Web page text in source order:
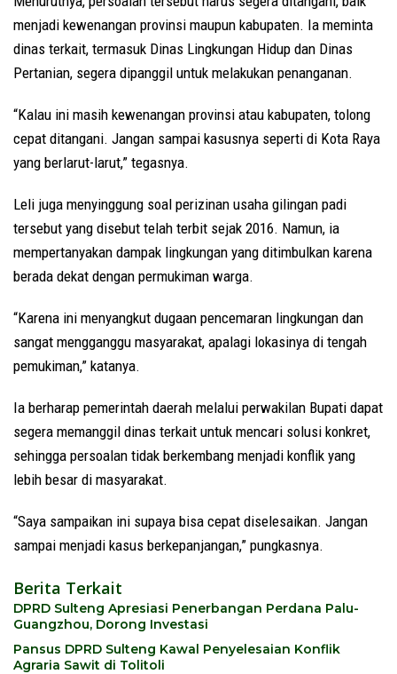
menjadi kewenangan provinsi maupun kabupaten. Ia meminta
dinas terkait, termasuk Dinas Lingkungan Hidup dan Dinas
Pertanian, segera dipanggil untuk melakukan penanganan.
“Kalau ini masih kewenangan provinsi atau kabupaten, tolong
cepat ditangani. Jangan sampai kasusnya seperti di Kota Raya
yang berlarut-larut,” tegasnya.
Leli juga menyinggung soal perizinan usaha gilingan padi
tersebut yang disebut telah terbit sejak 2016. Namun, ia
mempertanyakan dampak lingkungan yang ditimbulkan karena
berada dekat dengan permukiman warga.
“Karena ini menyangkut dugaan pencemaran lingkungan dan
sangat mengganggu masyarakat, apalagi lokasinya di tengah
pemukiman,” katanya.
Ia berharap pemerintah daerah melalui perwakilan Bupati dapat
segera memanggil dinas terkait untuk mencari solusi konkret,
sehingga persoalan tidak berkembang menjadi konflik yang
lebih besar di masyarakat.
“Saya sampaikan ini supaya bisa cepat diselesaikan. Jangan
sampai menjadi kasus berkepanjangan,” pungkasnya.
Berita Terkait
DPRD Sulteng Apresiasi Penerbangan Perdana Palu-
Guangzhou, Dorong Investasi
Pansus DPRD Sulteng Kawal Penyelesaian Konflik
Agraria Sawit di Tolitoli